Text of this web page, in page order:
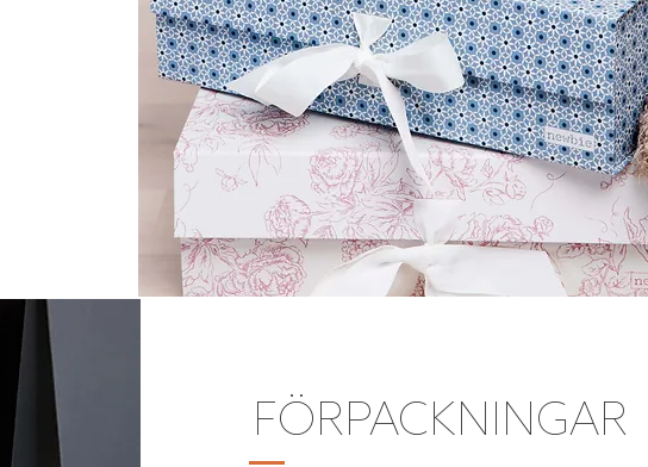
FÖRPACKNINGAR